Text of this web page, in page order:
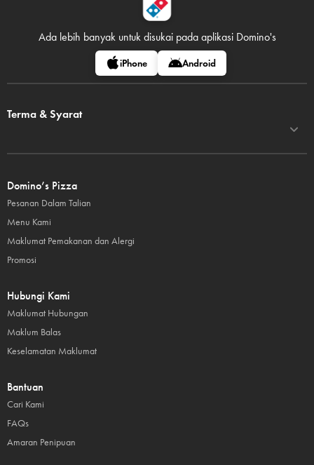
Ada lebih banyak untuk disukai pada aplikasi Domino's
iPhone Android
Terma & Syarat
Domino’s Pizza
Pesanan Dalam Talian
Menu Kami
Maklumat Pemakanan dan Alergi
Promosi
Hubungi Kami
Maklumat Hubungan
Maklum Balas
Keselamatan Maklumat
Bantuan
Cari Kami
FAQs
Amaran Penipuan